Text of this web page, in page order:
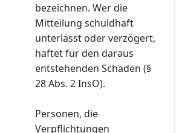
bezeichnen. Wer die
Mitteilung schuldhaft
unterlässt oder verzögert,
haftet für den daraus
entstehenden Schaden (§
28 Abs. 2 InsO).
Personen, die
Verpflichtungen